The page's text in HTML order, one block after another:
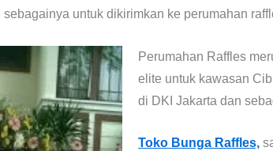
untuk dikirimkan ke perumahan
Perumahan Raffles
elite untuk kawasan
di DKI Jakarta dan
Toko Bunga Raffles,